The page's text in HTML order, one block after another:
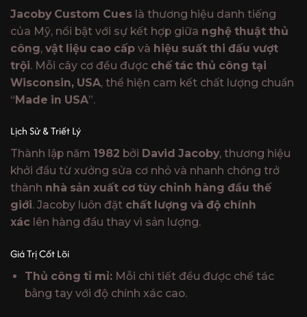
Jacoby Custom Cues là thương hiệu danh tiếng
của Mỹ, nổi bật với sự kết hợp giữa nghệ thuật thủ
công, vật liệu cao cấp và hiệu suất thi đấu vượt
trội. Mỗi cây cơ đều được chế tác thủ công tại
Wisconsin, USA, thể hiện cam kết chất lượng chuẩn
“Made in USA”.
Lịch Sử & Triết Lý
Thành lập năm 1982 bởi David Jacoby, thương hiệu
khởi đầu từ xưởng sửa cơ nhỏ và nhanh chóng trở
thành nhà sản xuất cơ tùy chỉnh hàng đầu thế
giới. Jacoby luôn đặt chất lượng và độ chính
xác lên hàng đầu thay vì sản lượng.
Giá Trị Cốt Lõi
Thủ công tỉ mỉ:Mỗi chi tiết đều được chế tác
bằng tay với độ chính xác cao.